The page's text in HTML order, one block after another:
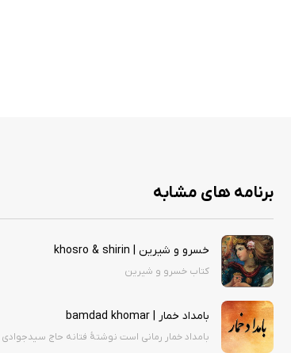
برنامه های مشابه
خسرو و شيرين | khosro & shirin
کتاب خسرو و شيرين
بامداد خمار | bamdad khomar
بامداد خمار رمانی است نوشتهٔ فتانه حاج سیدجوادی